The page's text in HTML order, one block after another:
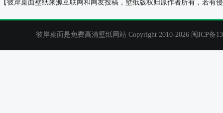
【彼岸桌面壁纸来源互联网和网友投稿，壁纸版权归原作者所有，若
彼岸桌面是免费高清壁纸网站 Copyright 2010-2026 闽ICP备